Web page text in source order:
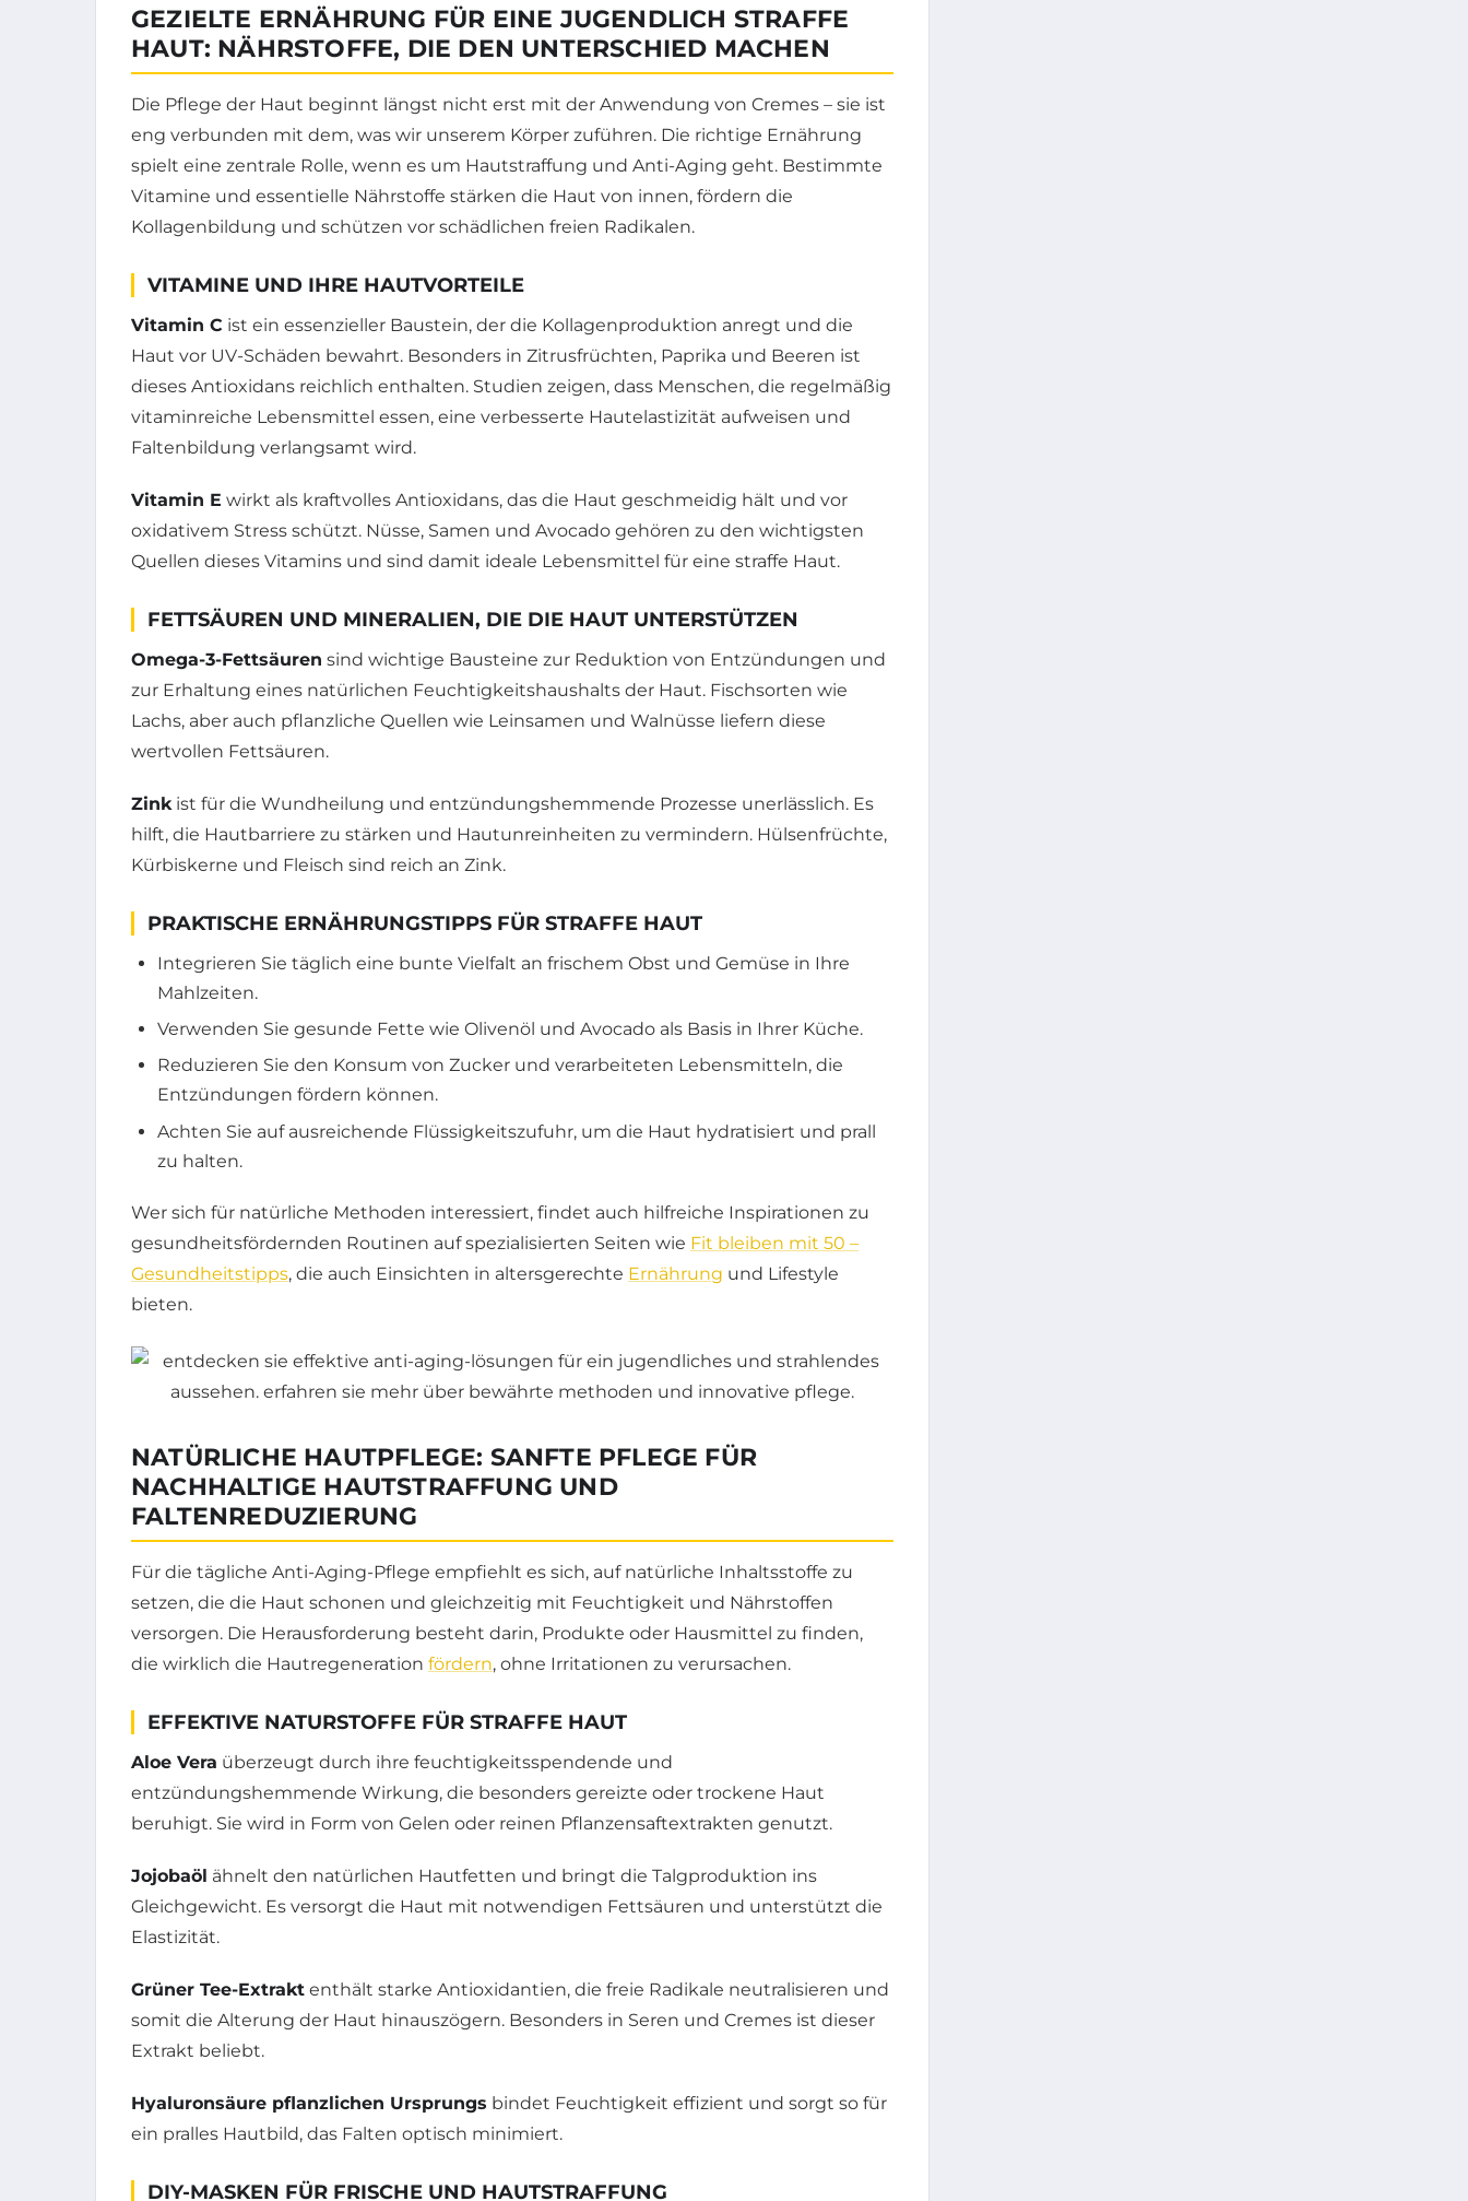
GEZIELTE ERNÄHRUNG FÜR EINE JUGENDLICH STRAFFE
HAUT: NÄHRSTOFFE, DIE DEN UNTERSCHIED MACHEN
Die Pflege der Haut beginnt längst nicht erst mit der Anwendung von Cremes – sie ist
eng verbunden mit dem, was wir unserem Körper zuführen. Die richtige Ernährung
spielt eine zentrale Rolle, wenn es um Hautstraffung und Anti-Aging geht. Bestimmte
Vitamine und essentielle Nährstoffe stärken die Haut von innen, fördern die
Kollagenbildung und schützen vor schädlichen freien Radikalen.
VITAMINE UND IHRE HAUTVORTEILE
Vitamin C ist ein essenzieller Baustein, der die Kollagenproduktion anregt und die
Haut vor UV-Schäden bewahrt. Besonders in Zitrusfrüchten, Paprika und Beeren ist
dieses Antioxidans reichlich enthalten. Studien zeigen, dass Menschen, die regelmäßig
vitaminreiche Lebensmittel essen, eine verbesserte Hautelastizität aufweisen und
Faltenbildung verlangsamt wird.
Vitamin E wirkt als kraftvolles Antioxidans, das die Haut geschmeidig hält und vor
oxidativem Stress schützt. Nüsse, Samen und Avocado gehören zu den wichtigsten
Quellen dieses Vitamins und sind damit ideale Lebensmittel für eine straffe Haut.
FETTSÄUREN UND MINERALIEN, DIE DIE HAUT UNTERSTÜTZEN
Omega-3-Fettsäuren sind wichtige Bausteine zur Reduktion von Entzündungen und
zur Erhaltung eines natürlichen Feuchtigkeitshaushalts der Haut. Fischsorten wie
Lachs, aber auch pflanzliche Quellen wie Leinsamen und Walnüsse liefern diese
wertvollen Fettsäuren.
Zink ist für die Wundheilung und entzündungshemmende Prozesse unerlässlich. Es
hilft, die Hautbarriere zu stärken und Hautunreinheiten zu vermindern. Hülsenfrüchte,
Kürbiskerne und Fleisch sind reich an Zink.
PRAKTISCHE ERNÄHRUNGSTIPPS FÜR STRAFFE HAUT
Integrieren Sie täglich eine bunte Vielfalt an frischem Obst und Gemüse in Ihre
Mahlzeiten.
Verwenden Sie gesunde Fette wie Olivenöl und Avocado als Basis in Ihrer Küche.
Reduzieren Sie den Konsum von Zucker und verarbeiteten Lebensmitteln, die
Entzündungen fördern können.
Achten Sie auf ausreichende Flüssigkeitszufuhr, um die Haut hydratisiert und prall
zu halten.
Wer sich für natürliche Methoden interessiert, findet auch hilfreiche Inspirationen zu
gesundheitsfördernden Routinen auf spezialisierten Seiten wie Fit bleiben mit 50 –
Gesundheitstipps, die auch Einsichten in altersgerechte Ernährung und Lifestyle
bieten.
NATÜRLICHE HAUTPFLEGE: SANFTE PFLEGE FÜR
NACHHALTIGE HAUTSTRAFFUNG UND
FALTENREDUZIERUNG
Für die tägliche Anti-Aging-Pflege empfiehlt es sich, auf natürliche Inhaltsstoffe zu
setzen, die die Haut schonen und gleichzeitig mit Feuchtigkeit und Nährstoffen
versorgen. Die Herausforderung besteht darin, Produkte oder Hausmittel zu finden,
die wirklich die Hautregeneration fördern, ohne Irritationen zu verursachen.
EFFEKTIVE NATURSTOFFE FÜR STRAFFE HAUT
Aloe Vera überzeugt durch ihre feuchtigkeitsspendende und
entzündungshemmende Wirkung, die besonders gereizte oder trockene Haut
beruhigt. Sie wird in Form von Gelen oder reinen Pflanzensaftextrakten genutzt.
Jojobaöl ähnelt den natürlichen Hautfetten und bringt die Talgproduktion ins
Gleichgewicht. Es versorgt die Haut mit notwendigen Fettsäuren und unterstützt die
Elastizität.
Grüner Tee-Extrakt enthält starke Antioxidantien, die freie Radikale neutralisieren und
somit die Alterung der Haut hinauszögern. Besonders in Seren und Cremes ist dieser
Extrakt beliebt.
Hyaluronsäure pflanzlichen Ursprungs bindet Feuchtigkeit effizient und sorgt so für
ein pralles Hautbild, das Falten optisch minimiert.
DIY-MASKEN FÜR FRISCHE UND HAUTSTRAFFUNG